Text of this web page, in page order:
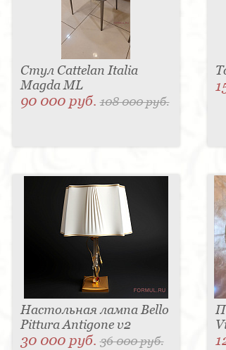
Стул Cattelan Italia
Magda ML
90 000 руб.108 000 руб.
Настольная лампа Bello
Pittura Antigone v2
30 000 руб.36 000 руб.